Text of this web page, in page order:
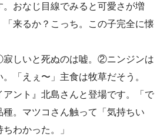
。おなじ目線でみると可愛さが増
来るか？こっち。この子完全に懐
しいと死ぬのは嘘。②ニンジンは
「えぇ〜」主食は牧草だそう。
アント』北島さんと登場です。「で
種。マツコさん触って「気持ちい
わかった。」